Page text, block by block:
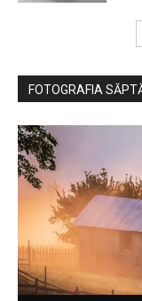
FOTOGRAFIA